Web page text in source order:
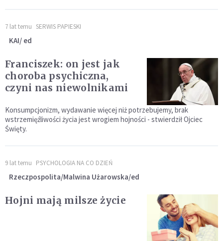
7 lat temu SERWIS PAPIESKI
KAI/ ed
Franciszek: on jest jak
choroba psychiczna,
czyni nas niewolnikami
Konsumpcjonizm, wydawanie więcej niż potrzebujemy, brak
wstrzemięźliwości życia jest wrogiem hojności - stwierdził Ojciec
Święty.
9 lat temu PSYCHOLOGIA NA CO DZIEŃ
Rzeczpospolita/Malwina Użarowska/ed
Hojni mają milsze życie